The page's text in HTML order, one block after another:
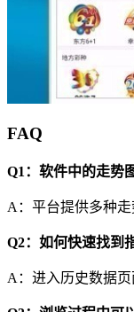
FAQ
Q1：软件中的走势
A：平台提供多种
Q2：如何快速找到
A：进入历史数据